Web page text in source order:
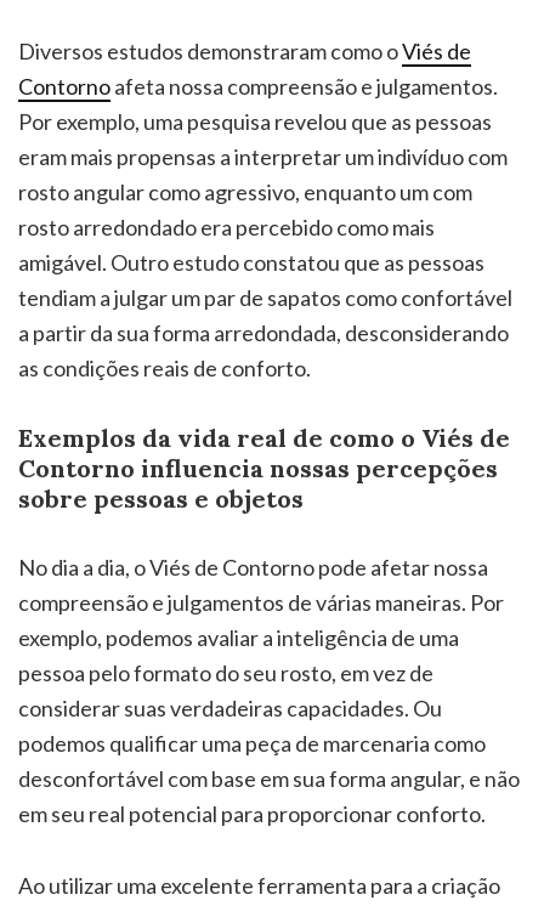
Diversos estudos demonstraram como oViés de
Contornoafeta nossa compreensão e julgamentos.
Por exemplo, uma pesquisa revelou que as pessoas
eram mais propensas a interpretar um indivíduo com
rosto angular como agressivo, enquanto um com
rosto arredondado era percebido como mais
amigável. Outro estudo constatou que as pessoas
tendiam a julgar um par de sapatos como confortável
a partir da sua forma arredondada, desconsiderando
as condições reais de conforto.
Exemplos da vida real de como o Viés de
Contorno influencia nossas percepções
sobre pessoas e objetos
No dia a dia, o Viés de Contorno pode afetar nossa
compreensão e julgamentos de várias maneiras. Por
exemplo, podemos avaliar a inteligência de uma
pessoa pelo formato do seu rosto, em vez de
considerar suas verdadeiras capacidades. Ou
podemos qualificar uma peça de marcenaria como
desconfortável com base em sua forma angular, e não
em seu real potencial para proporcionar conforto.
Ao utilizar uma excelente ferramenta para a criação